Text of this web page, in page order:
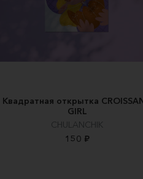
Квадратная открытка
GIRL
CHULANCHIK
150 ₽